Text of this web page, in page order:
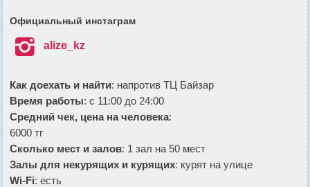
Официальный инстаграм
 alize_kz
Как доехать и найти: напротив ТЦ Байзар
Время работы: с 11:00 до 24:00
Средний чек, цена на человека:
6000 тг
Сколько мест и залов: 1 зал на 50 мест
Залы для некурящих и курящих: курят на улице
Wi-Fi: есть